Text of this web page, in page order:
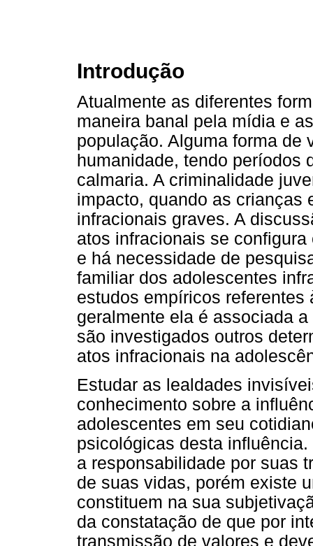
Introdução
Atualmente as diferentes
maneira banal pela mídia e
população. Alguma forma de
humanidade, tendo períodos
calmaria. A criminalidade
impacto, quando as crianças
infracionais graves. A
atos infracionais se
e há necessidade de
familiar dos adolescentes
estudos empíricos
geralmente ela é associada
são investigados outros
atos infracionais na
Estudar as lealdades
conhecimento sobre a
adolescentes em seu
psicológicas desta
a responsabilidade por suas
de suas vidas, porém existe
constituem na sua
da constatação de que por
transmissão de valores e